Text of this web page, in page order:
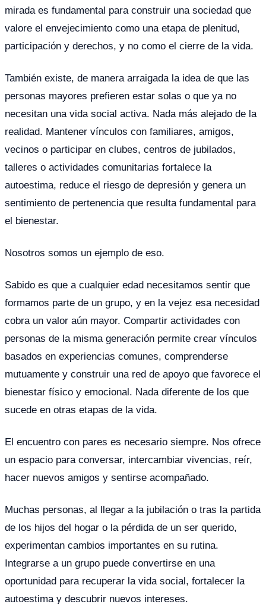
mirada es fundamental para construir una sociedad que
valore el envejecimiento como una etapa de plenitud,
participación y derechos, y no como el cierre de la vida.
También existe, de manera arraigada la idea de que las
personas mayores prefieren estar solas o que ya no
necesitan una vida social activa. Nada más alejado de la
realidad. Mantener vínculos con familiares, amigos,
vecinos o participar en clubes, centros de jubilados,
talleres o actividades comunitarias fortalece la
autoestima, reduce el riesgo de depresión y genera un
sentimiento de pertenencia que resulta fundamental para
el bienestar.
Nosotros somos un ejemplo de eso.
Sabido es que a cualquier edad necesitamos sentir que
formamos parte de un grupo, y en la vejez esa necesidad
cobra un valor aún mayor. Compartir actividades con
personas de la misma generación permite crear vínculos
basados en experiencias comunes, comprenderse
mutuamente y construir una red de apoyo que favorece el
bienestar físico y emocional. Nada diferente de los que
sucede en otras etapas de la vida.
El encuentro con pares es necesario siempre. Nos ofrece
un espacio para conversar, intercambiar vivencias, reír,
hacer nuevos amigos y sentirse acompañado.
Muchas personas, al llegar a la jubilación o tras la partida
de los hijos del hogar o la pérdida de un ser querido,
experimentan cambios importantes en su rutina.
Integrarse a un grupo puede convertirse en una
oportunidad para recuperar la vida social, fortalecer la
autoestima y descubrir nuevos intereses.